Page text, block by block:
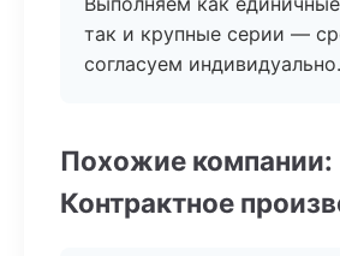
так и крупные серии —
согласуем индивидуально.
Похожие компании:
Контрактное